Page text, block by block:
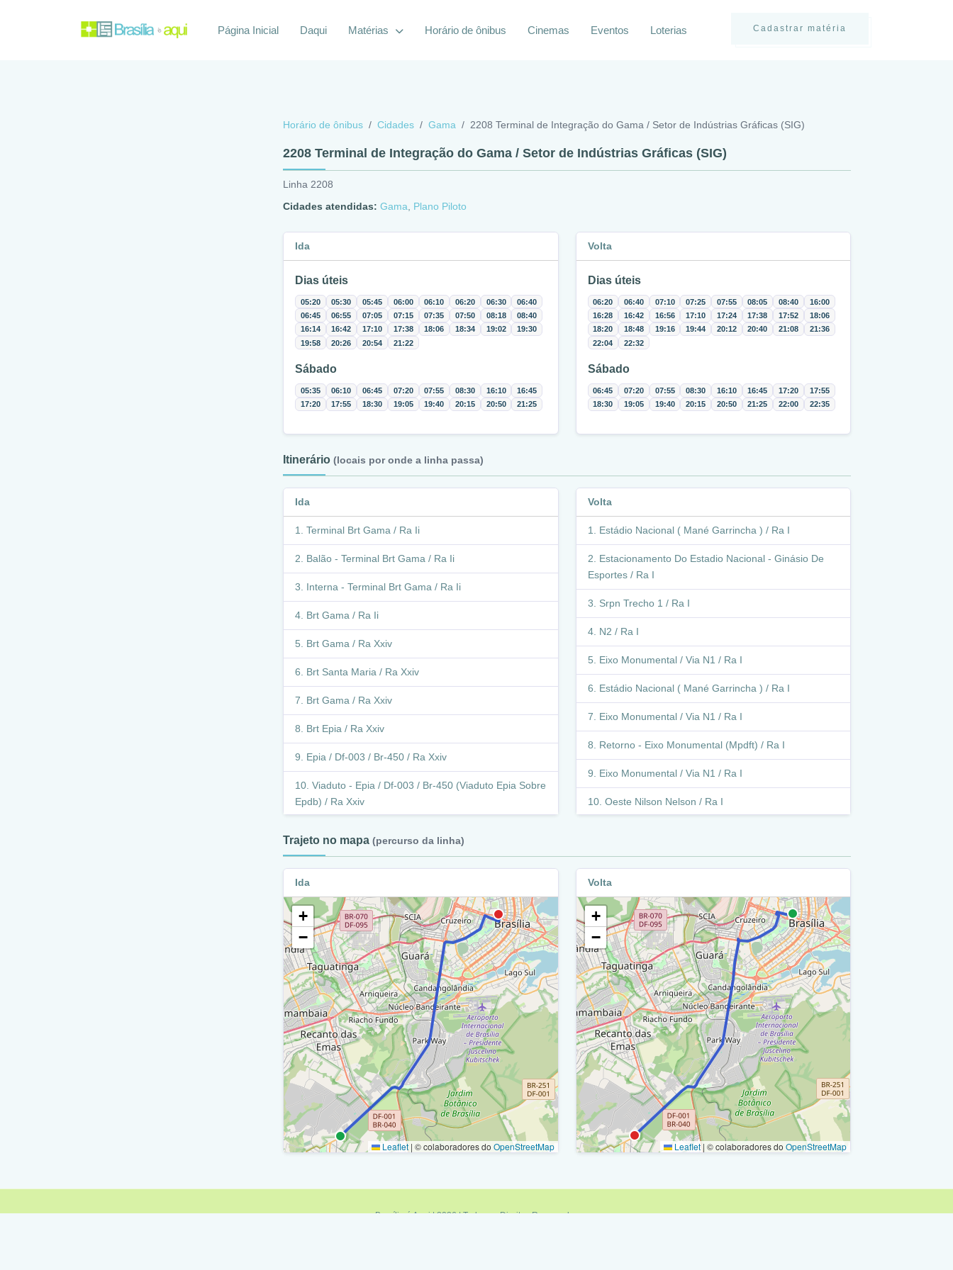
Cadastrar matéria
Página Inicial Daqui Matérias Horário de ônibus Cinemas Eventos Loterias
Horário de ônibus Cidades Gama 2208 Terminal de Integração do Gama / Setor de Indústrias Gráficas (SIG)
2208 Terminal de Integração do Gama / Setor de Indústrias Gráficas (SIG)
Linha 2208
Cidades atendidas: Gama Plano Piloto
Ida
Dias úteis
05:20 05:30 05:45 06:00 06:10 06:20 06:30
06:40
06:45
06:55 07:05 07:15 07:35 07:50 08:18
08:40
16:14
16:42 17:10 17:38 18:06 18:34 19:02
19:30
19:58
20:26 20:54 21:22
Sábado
05:35 06:10 06:45 07:20 07:55 08:30 16:10
16:45
17:20
17:55 18:30 19:05 19:40 20:15 20:50 21:25
Volta
Dias úteis
06:20 06:40 07:10 07:25 07:55 08:05 08:40
16:00
16:28
16:42 16:56 17:10 17:24 17:38 17:52
18:06
18:20
18:48 19:16 19:44 20:12 20:40 21:08
21:36
22:04
22:32
Sábado
06:45 07:20 07:55 08:30 16:10 16:45 17:20
17:55
18:30
19:05 19:40 20:15 20:50 21:25 22:00 22:35
Itinerário (locais por onde a linha passa)
Ida
Terminal Brt Gama / Ra Ii
Balão - Terminal Brt Gama / Ra Ii
Interna - Terminal Brt Gama / Ra Ii
Brt Gama / Ra Ii
Brt Gama / Ra Xxiv
Brt Santa Maria / Ra Xxiv
Brt Gama / Ra Xxiv
Brt Epia / Ra Xxiv
Epia / Df-003 / Br-450 / Ra Xxiv
Viaduto - Epia / Df-003 / Br-450 (Viaduto Epia Sobre
Epdb) / Ra Xxiv
Ra Xix
Epia / Df-003 / Br-450 / Ra Xix
Marginal - Epia / Df-003 / Br-450 / Ra Xix
Marginal - Epia / Df-003 / Br-450 / Ra I
Marginal - Epia / Df-003 / Br-450 (Rodoviária
Interestadual) / Ra I
Marginal - Epia / Df-003 / Br-450 / Ra I
Epia / Df-003 / Br-450 / Ra I
Epig / Ra I
Retorno - Epig (Acesso Parque Da Cidade) / Ra I
Retorno - Epig (Acesso Epcb) / Ra I
Volta
Estádio Nacional ( Mané Garrincha ) / Ra I
Estacionamento Do Estadio Nacional - Ginásio De
Esportes / Ra I
Srpn Trecho 1 / Ra I
N2 / Ra I
Eixo Monumental / Via N1 / Ra I
Estádio Nacional ( Mané Garrincha ) / Ra I
Eixo Monumental / Via N1 / Ra I
Retorno - Eixo Monumental (Mpdft) / Ra I
Eixo Monumental / Via N1 / Ra I
Oeste Nilson Nelson / Ra I
Epaa / Df-010 / Ra I
Retorno - Eixo Monumental (Memorial Dos Povos
Indígenas) / Ra I
Eixo Monumental / Via S1 / Ra I
Epig / Ra I
Epig / Ra Xxii
Q 6/8 / Ra Xxii
Epig / Ra Xxii
Sqsw 101/100 / Ra Xxii
Epig / Ra Xxii
Sqsw 101/100 / Ra Xxii
Retorno - Epig (Acesso Epcb) / Ra Xxii
Epig / Ra Xxii
Trajeto no mapa (percurso da linha)
Ida
+
−
Leaflet | © colaboradores do OpenStreetMap
Volta
+
−
Leaflet | © colaboradores do OpenStreetMap
Brasília é Aqui | 2026 | Todos os Direitos Reservados